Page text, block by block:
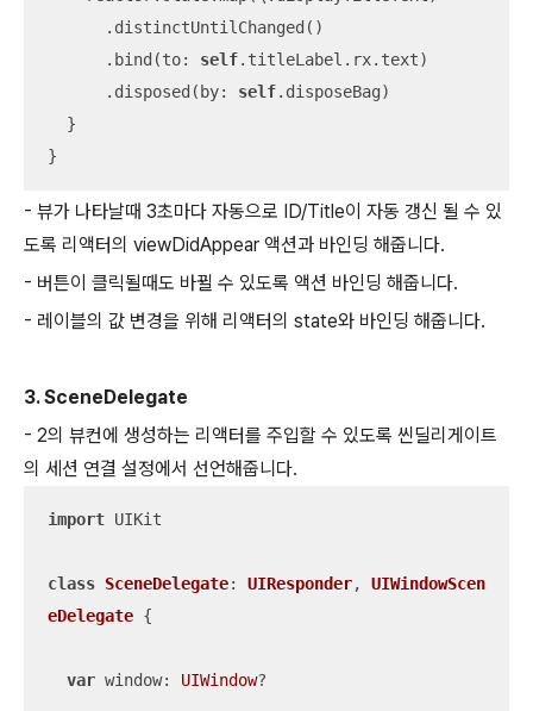
      .bind(to:
self.titleLabel.rx.text)
      .disposed(by:
self.disposeBag)
}
- 뷰가 나타날때 3초마다 자동으로 ID/Title이 자동 갱신 될 수 있
도록 리액터의 viewDidAppear 액션과 바인딩 해줍니다.
- 버튼이 클릭될때도 바뀔 수 있도록 액션 바인딩 해줍니다.
- 레이블의 값 변경을 위해 리액터의 state와 바인딩 해줍니다.
3. SceneDelegate
- 2의 뷰컨에 생성하는 리액터를 주입할 수 있도록 씬딜리게이트
의 세션 연결 설정에서 선언해줍니다.
import UIKit
class SceneDelegate: UIResponder, UIWindowScen
eDelegate {
var window: UIWindow?